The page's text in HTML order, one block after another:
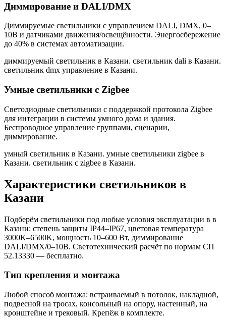
Диммирование и DALI/DMX
Диммируемые светильники с управлением DALI, DMX, 0–
10В и датчиками движения/освещённости. Энергосбережение
до 40% в системах автоматизации.
диммируемый светильник в Казани. светильник dali в Казани.
светильник dmx управление в Казани.
Умные светильники с Zigbee
Светодиодные светильники с поддержкой протокола Zigbee
для интеграции в системы умного дома и здания.
Беспроводное управление группами, сценарии,
диммирование.
умный светильник в Казани. умные светильники zigbee в
Казани. светильник с zigbee в Казани.
Характеристики светильников в
Казани
Подберём светильники под любые условия эксплуатации в в
Казани: степень защиты IP44–IP67, цветовая температура
3000K–6500K, мощность 10–600 Вт, диммирование
DALI/DMX/0–10В. Светотехнический расчёт по нормам СП
52.13330 — бесплатно.
Тип крепления и монтажа
Любой способ монтажа: встраиваемый в потолок, накладной,
подвесной на тросах, консольный на опору, настенный, на
кронштейне и трековый. Крепёж в комплекте.